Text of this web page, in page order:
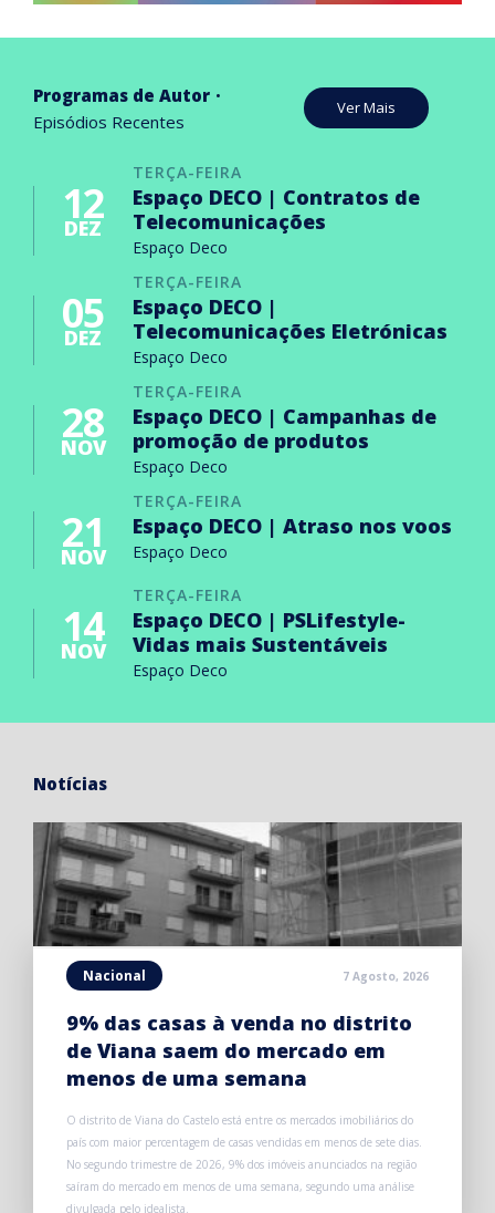
Programas de Autor
Episódios Recentes
Ver Mais
TERÇA-FEIRA
12
DEZ
Espaço DECO | Contratos de
Telecomunicações
Espaço Deco
TERÇA-FEIRA
05
DEZ
Espaço DECO |
Telecomunicações Eletrónicas
Espaço Deco
TERÇA-FEIRA
28
NOV
Espaço DECO | Campanhas de
promoção de produtos
Espaço Deco
TERÇA-FEIRA
21
NOV
Espaço DECO | Atraso nos voos
Espaço Deco
TERÇA-FEIRA
14
NOV
Espaço DECO | PSLifestyle-
Vidas mais Sustentáveis
Espaço Deco
Notícias
Nacional 7 Agosto, 2026
9% das casas à venda no distrito
de Viana saem do mercado em
menos de uma semana
O distrito de Viana do Castelo está entre os mercados imobiliários do
país com maior percentagem de casas vendidas em menos de sete dias.
No segundo trimestre de 2026, 9% dos imóveis anunciados na região
saíram do mercado em menos de uma semana, segundo uma análise
divulgada pelo idealista.